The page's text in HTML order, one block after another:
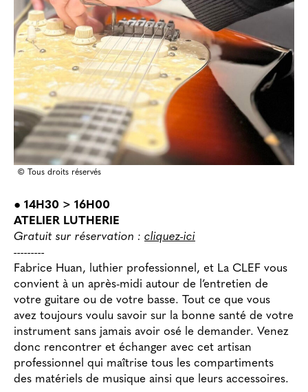
© Tous droits réservés
● 14H30 > 16H00
ATELIER LUTHERIE
Gratuit sur réservation : cliquez-ici
---------
Fabrice Huan, luthier professionnel, et La CLEF vous
convient à un après-midi autour de l’entretien de
votre guitare ou de votre basse. Tout ce que vous
avez toujours voulu savoir sur la bonne santé de votre
instrument sans jamais avoir osé le demander. Venez
donc rencontrer et échanger avec cet artisan
professionnel qui maîtrise tous les compartiments
des matériels de musique ainsi que leurs accessoires.